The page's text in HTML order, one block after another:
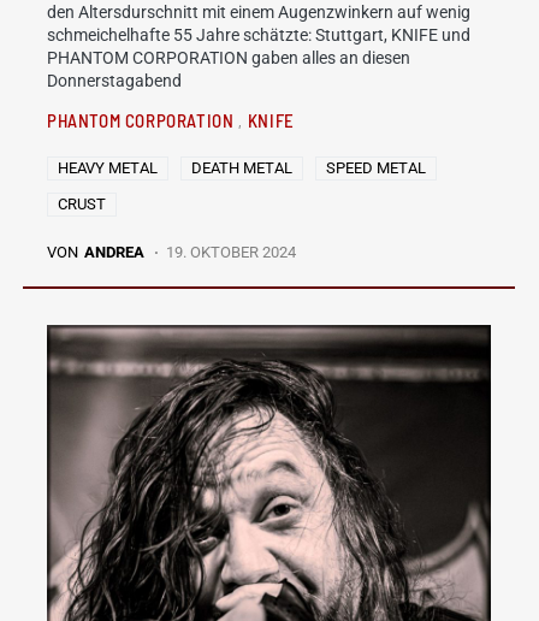
den Altersdurschnitt mit einem Augenzwinkern auf wenig
schmeichelhafte 55 Jahre schätzte: Stuttgart, KNIFE und
PHANTOM CORPORATION gaben alles an diesen
Donnerstagabend
PHANTOM CORPORATION KNIFE
HEAVY METAL DEATH METAL
SPEED METAL
CRUST
VON ANDREA 19. OKTOBER 2024